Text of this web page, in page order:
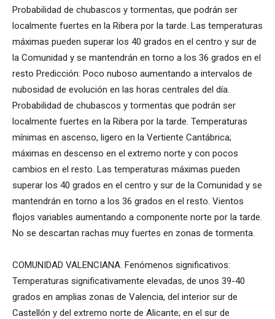
Probabilidad de chubascos y tormentas, que podrán ser
localmente fuertes en la Ribera por la tarde. Las temperaturas
máximas pueden superar los 40 grados en el centro y sur de
la Comunidad y se mantendrán en torno a los 36 grados en el
resto Predicción: Poco nuboso aumentando a intervalos de
nubosidad de evolución en las horas centrales del día.
Probabilidad de chubascos y tormentas que podrán ser
localmente fuertes en la Ribera por la tarde. Temperaturas
mínimas en ascenso, ligero en la Vertiente Cantábrica;
máximas en descenso en el extremo norte y con pocos
cambios en el resto. Las temperaturas máximas pueden
superar los 40 grados en el centro y sur de la Comunidad y se
mantendrán en torno a los 36 grados en el resto. Vientos
flojos variables aumentando a componente norte por la tarde.
No se descartan rachas muy fuertes en zonas de tormenta.
COMUNIDAD VALENCIANA. Fenómenos significativos:
Temperaturas significativamente elevadas, de unos 39-40
grados en amplias zonas de Valencia, del interior sur de
Castellón y del extremo norte de Alicante; en el sur de